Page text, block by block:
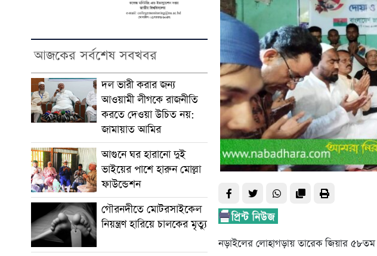
আজকের সর্বশেষ সবখবর
দল ভারী করার জন্য
আওয়ামী লীগকে রাজনীতি
করতে দেওয়া উচিত নয়:
জামায়াত আমির
আগুনে ঘর হারানো দুই
ভাইয়ের পাশে হারুন মোল্লা
ফাউন্ডেশন
গৌরনদীতে মোটরসাইকেল
নিয়ন্ত্রণ হারিয়ে চালকের মৃত্যু
নড়াইলের লোহাগড়ায় তারেক জিয়ার ৫৮তম